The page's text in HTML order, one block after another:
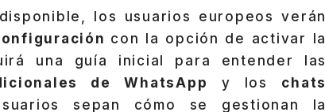
los usuarios europeos verán
con la opción de activar la
una guía inicial para entender las
de WhatsApp y los chats
sepan cómo se gestionan la